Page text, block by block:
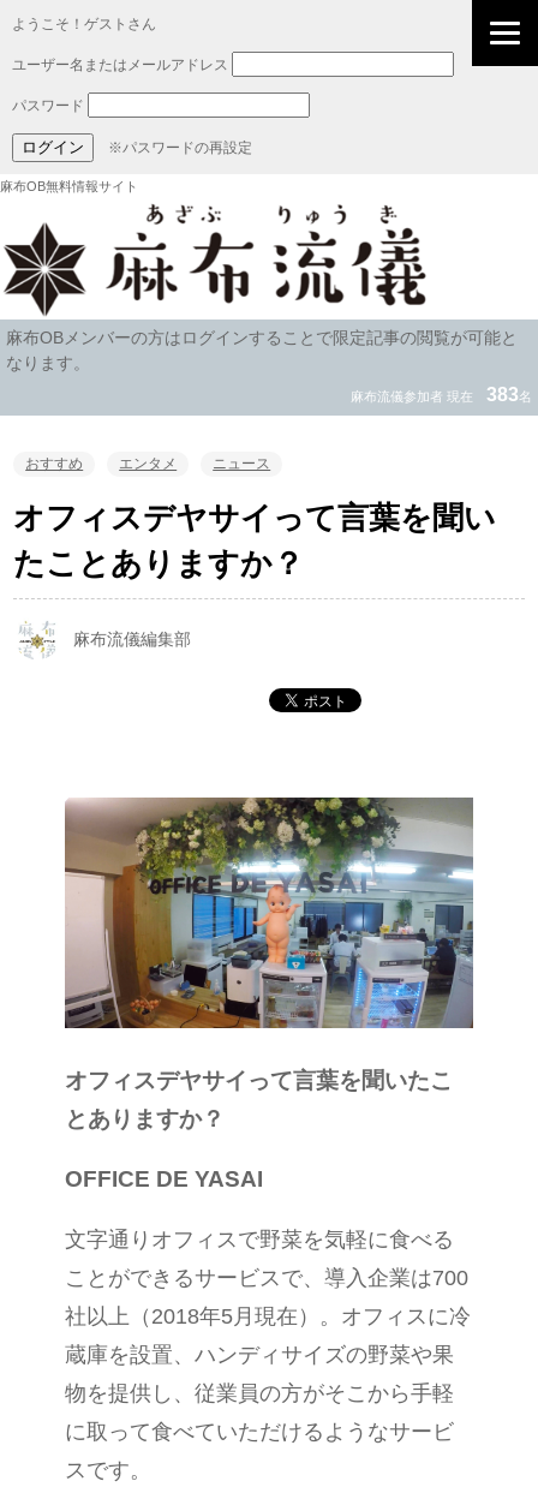
ようこそ！ゲストさん
ユーザー名またはメールアドレス
パスワード
※パスワードの再設定
麻布OB無料情報サイト
麻布OBメンバーの方はログインすることで限定記事の閲覧が可能と
なります。
麻布流儀参加者 現在 383名
おすすめ エンタメ ニュース
オフィスデヤサイって言葉を聞い
たことありますか？
麻布流儀編集部
オフィスデヤサイって言葉を聞いたこ
とありますか？
OFFICE DE YASAI
文字通りオフィスで野菜を気軽に食べる
ことができるサービスで、導入企業は700
社以上（2018年5月現在）。オフィスに冷
蔵庫を設置、ハンディサイズの野菜や果
物を提供し、従業員の方がそこから手軽
に取って食べていただけるようなサービ
スです。